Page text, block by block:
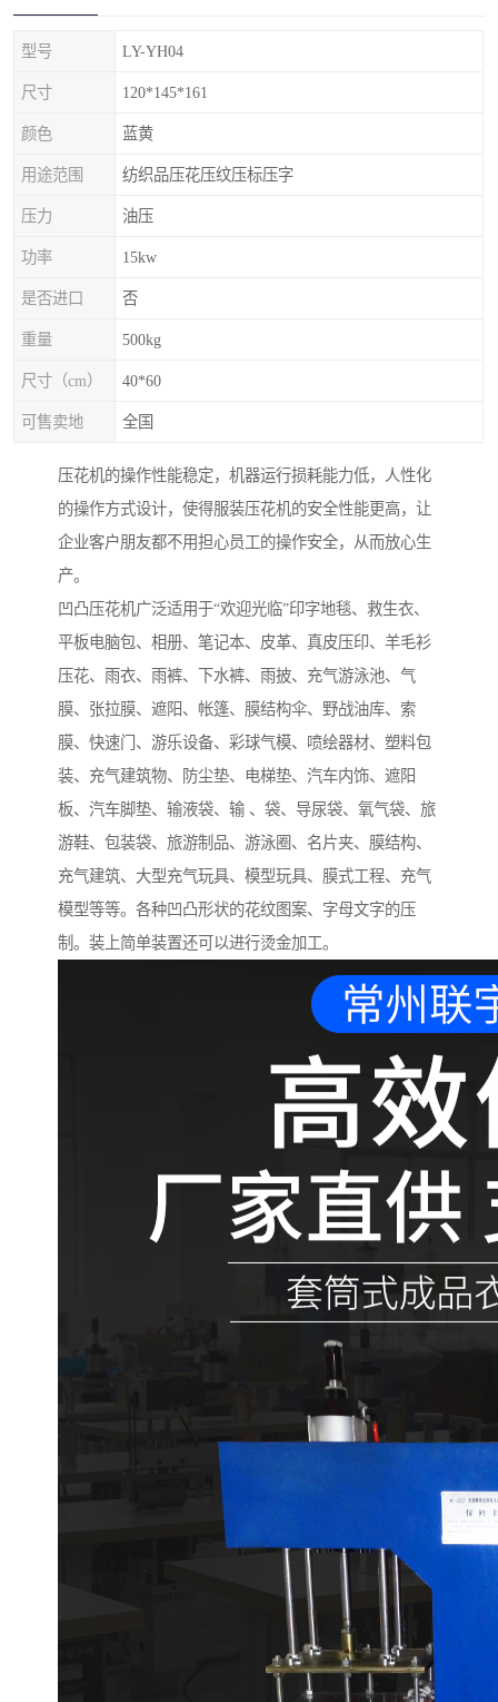
型号 LY-YH04
尺寸 120*145*161
颜色 蓝黄
用途范围 纺织品压花压纹压标压字
压力 油压
功率 15kw
是否进口 否
重量 500kg
尺寸（cm） 40*60
可售卖地 全国
压花机的操作性能稳定，机器运行损耗能力低，人性化
的操作方式设计，使得服装压花机的安全性能更高，让
企业客户朋友都不用担心员工的操作安全，从而放心生
产。
凹凸压花机广泛适用于“欢迎光临”印字地毯、救生衣、
平板电脑包、相册、笔记本、皮革、真皮压印、羊毛衫
压花、雨衣、雨裤、下水裤、雨披、充气游泳池、气
膜、张拉膜、遮阳、帐篷、膜结构伞、野战油库、索
膜、快速门、游乐设备、彩球气模、喷绘器材、塑料包
装、充气建筑物、防尘垫、电梯垫、汽车内饰、遮阳
板、汽车脚垫、输液袋、输 、袋、导尿袋、氧气袋、旅
游鞋、包装袋、旅游制品、游泳圈、名片夹、膜结构、
充气建筑、大型充气玩具、模型玩具、膜式工程、充气
模型等等。各种凹凸形状的花纹图案、字母文字的压
制。装上简单装置还可以进行烫金加工。